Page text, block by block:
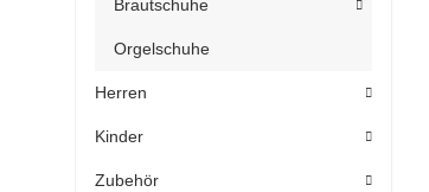
Brautschuhe
Orgelschuhe
Herren
Kinder
Zubehör